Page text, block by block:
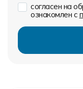
согласен на
ознакомлен с